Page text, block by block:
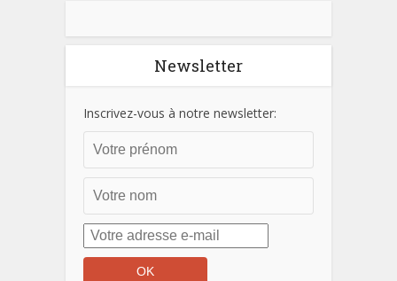
Newsletter
Inscrivez-vous à notre newsletter: